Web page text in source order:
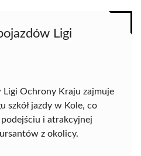
Ligi
Ochrony Kraju zajmuje
szkół jazdy w Kole, co
i atrakcyjnej
z okolicy.